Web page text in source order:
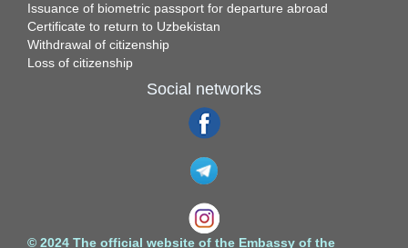
Issuance of biometric passport for departure abroad
Certificate to return to Uzbekistan
Withdrawal of citizenship
Loss of citizenship
Social networks
© 2024 The official website of the Embassy of the